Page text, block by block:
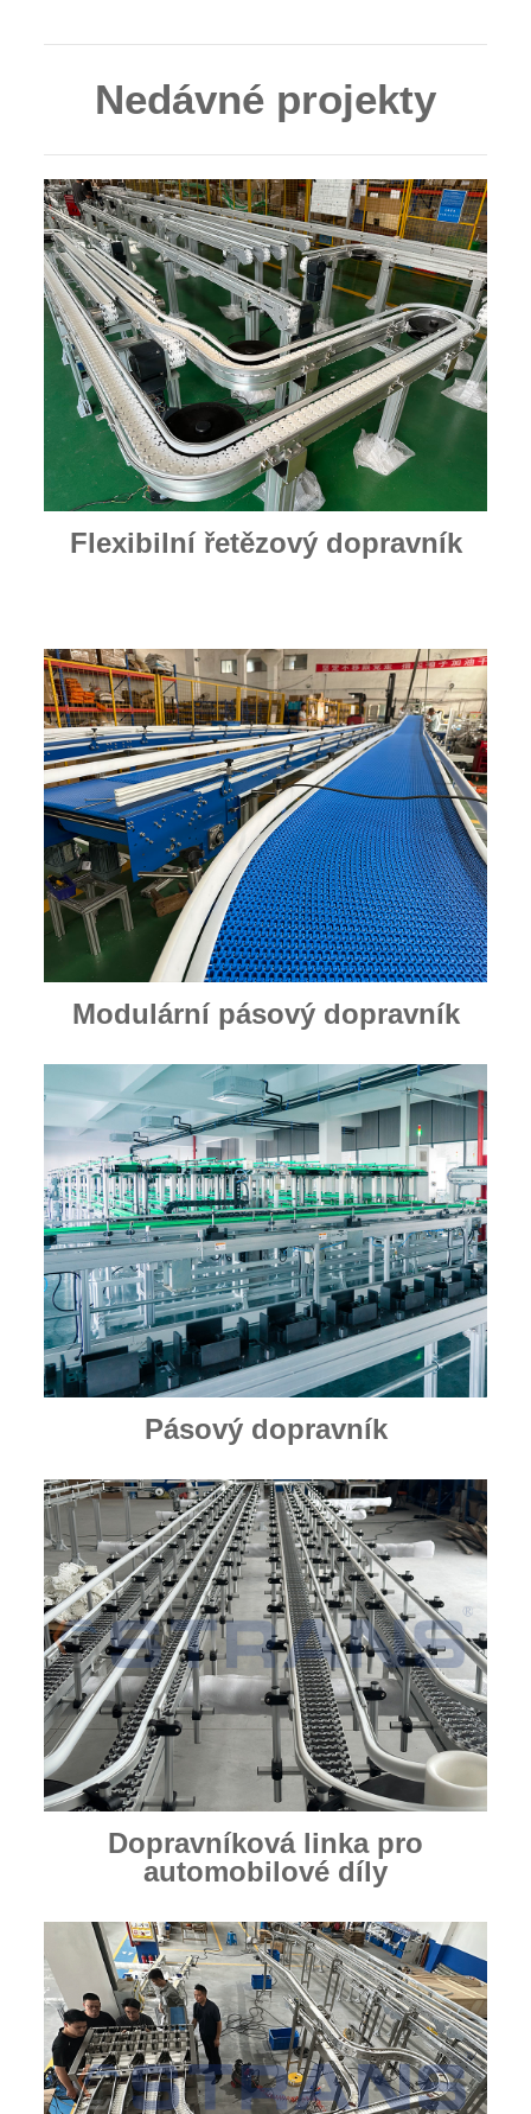
Nedávné projekty
Flexibilní řetězový dopravník
Modulární pásový dopravník
Pásový dopravník
Dopravníková linka pro
automobilové díly